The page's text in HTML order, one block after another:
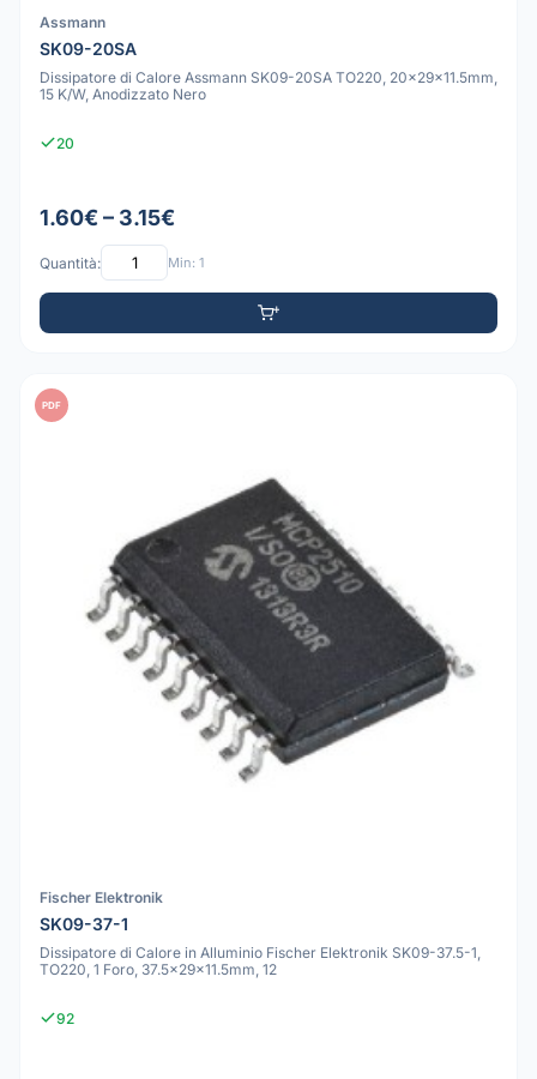
Assmann
SK09-20SA
Dissipatore di Calore Assmann SK09-20SA TO220, 20x29x11.5mm,
15 K/W, Anodizzato Nero
20
1.60€ – 3.15€
Quantità: Min: 1
PDF
Fischer Elektronik
SK09-37-1
Dissipatore di Calore in Alluminio Fischer Elektronik SK09-37.5-1,
TO220, 1 Foro, 37.5x29x11.5mm, 12
92